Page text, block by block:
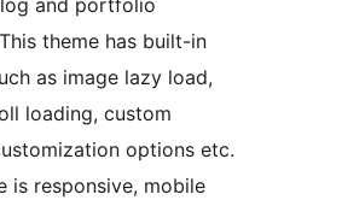
and portfolio
theme has built-in
as image lazy load,
loading, custom
options etc.
is responsive, mobile